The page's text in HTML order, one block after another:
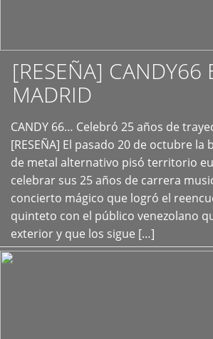
[RESEÑA] CANDY66
MADRID
CANDY 66… Celebró 25 años de
[RESEÑA] El pasado 20 de octubre la
de metal alternativo pisó territorio
celebrar sus 25 años de carrera
concierto mágico que logró el
quinteto con el público venezolano
exterior y que los sigue […]
+